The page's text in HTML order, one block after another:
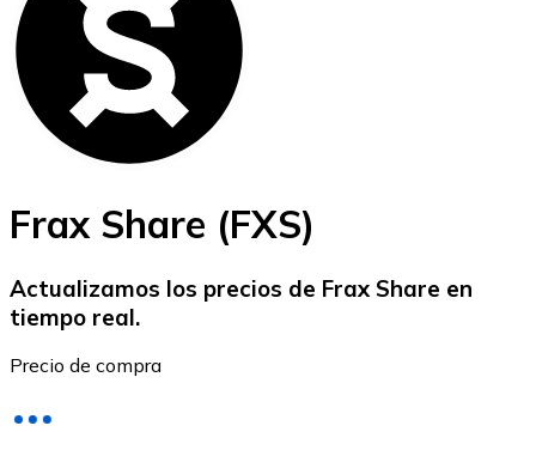
BTC
Ethereum
ETH
Frax Share (FXS)
Actualizamos los precios de Frax Share en
tiempo real.
Precio de compra